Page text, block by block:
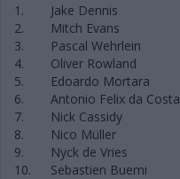
1.
Jake Dennis
2.
Mitch Evans
3.
Pascal Wehrlein
4.
Oliver Rowland
5.
Edoardo Mortara
6.
Antonio Felix da Costa
7.
Nick Cassidy
8.
Nico Müller
9.
Nyck de Vries
10.
Sebastien Buemi